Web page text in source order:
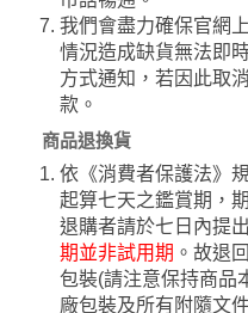
我們會盡力確保官網
情況造成缺貨無法即
方式通知，若因此取
款。
商品退換貨
依《消費者保護法》
起算七天之鑑賞期，
退購者請於七日內提
期並非試用期 。故退
包裝(請注意保持商品
廠包裝及所有附隨文